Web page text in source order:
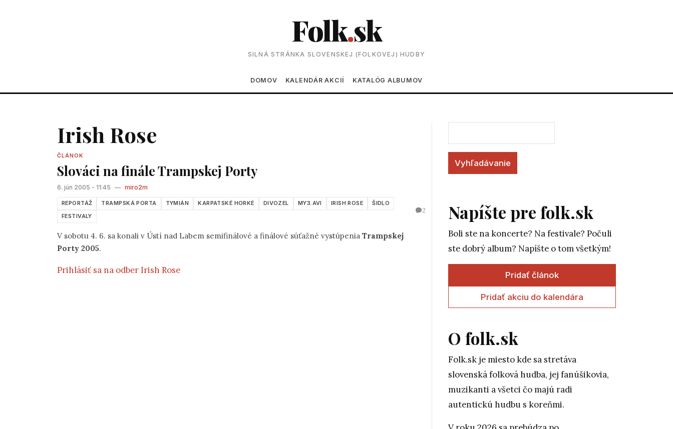
Folk.sk
SILNÁ STRÁNKA SLOVENSKEJ (FOLKOVEJ) HUDBY
Main navigation
DOMOV KALENDÁR AKCIÍ KATALÓG ALBUMOV
Irish Rose
ČLÁNOK
Slováci na finále Trampskej Porty
6. jún 2005 - 11:45 — miro2m
REPORTÁŽ TRAMPSKÁ PORTA TYMIÁN KARPATSKÉ HORKÉ DIVOZEL MY3.AVI IRISH ROSE
ŠIDLO
FESTIVALY
2
V sobotu 4. 6. sa konali v Ústí nad Labem semifinálové a finálové súťažné vystúpenia Trampskej
Porty 2005.
Prihlásiť sa na odber Irish Rose
Napíšte pre folk.sk
Boli ste na koncerte? Na festivale? Počuli
ste dobrý album? Napíšte o tom všetkým!
Pridať článok
Pridať akciu do kalendára
O folk.sk
Folk.sk je miesto kde sa stretáva
slovenská folková hudba, jej fanúšikovia,
muzikanti a všetci čo majú radi
autentickú hudbu s koreňmi.